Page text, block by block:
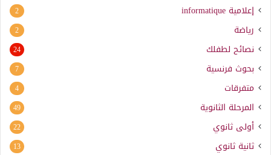
إعلامية informatique
2
رياضة 2
نصائح لطفلك 24
بحوث فرنسية 7
متفرقات 4
المرحلة الثانوية 49
أولى ثانوي 22
ثانية ثانوي 13